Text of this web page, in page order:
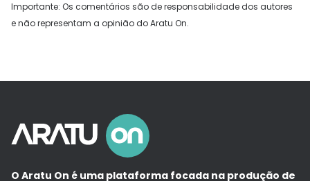
Importante: Os comentários são de responsabilidade dos autores
e não representam a opinião do Aratu On.
O Aratu On é uma plataforma focada na produção de